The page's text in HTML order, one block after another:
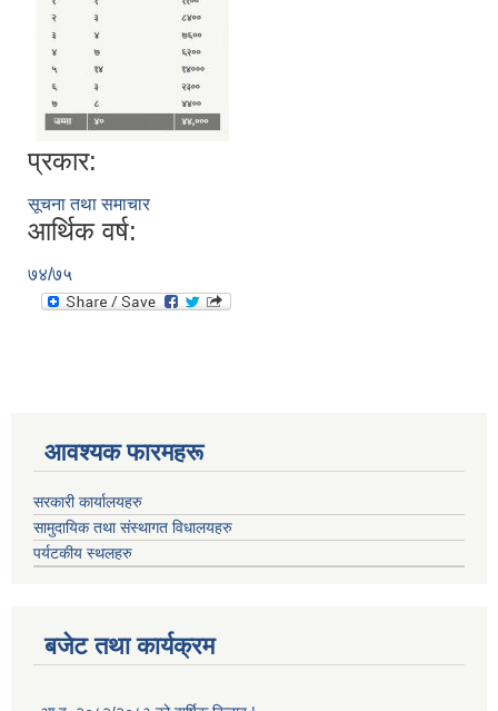
प्रकार:
सूचना तथा समाचार
आर्थिक वर्ष:
७४/७५
आवश्यक फारमहरू
सरकारी कार्यालयहरु
सामुदायिक तथा संस्थागत विधालयहरु
पर्यटकीय स्थलहरु
बजेट तथा कार्यक्रम